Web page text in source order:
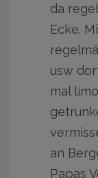
da
Ecke.
usw
mal
an
Papas